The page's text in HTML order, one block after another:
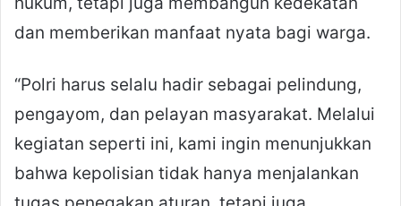
dan memberikan manfaat nyata bagi warga.
“Polri harus selalu hadir sebagai pelindung,
pengayom, dan pelayan masyarakat. Melalui
kegiatan seperti ini, kami ingin menunjukkan
bahwa kepolisian tidak hanya menjalankan